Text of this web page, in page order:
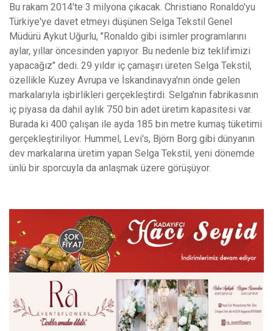
Bu rakam 2014'te 3 milyona çıkacak. Christiano Ronaldo'yu
Türkiye'ye davet etmeyi düşünen Selga Tekstil Genel
Müdürü Aykut Uğurlu, "Ronaldo gibi isimler programlarını
aylar, yıllar öncesinden yapıyor. Bu nedenle biz teklifimizi
yapacağız" dedi. 29 yıldır iç çamaşırı üreten Selga Tekstil,
özellikle Kuzey Avrupa ve İskandinavya'nın önde gelen
markalarıyla işbirlikleri gerçekleştirdi. Selga'nın fabrikasının
iç piyasa da dahil aylık 750 bin adet üretim kapasitesi var.
Burada ki 400 çalışan ile ayda 185 bin metre kumaş tüketimi
gerçekleştiriliyor. Hummel, Levi's, Björn Borg gibi dünyanın
dev markalarına üretim yapan Selga Tekstil, yeni dönemde
ünlü bir sporcuyla da anlaşmak üzere görüşüyor.